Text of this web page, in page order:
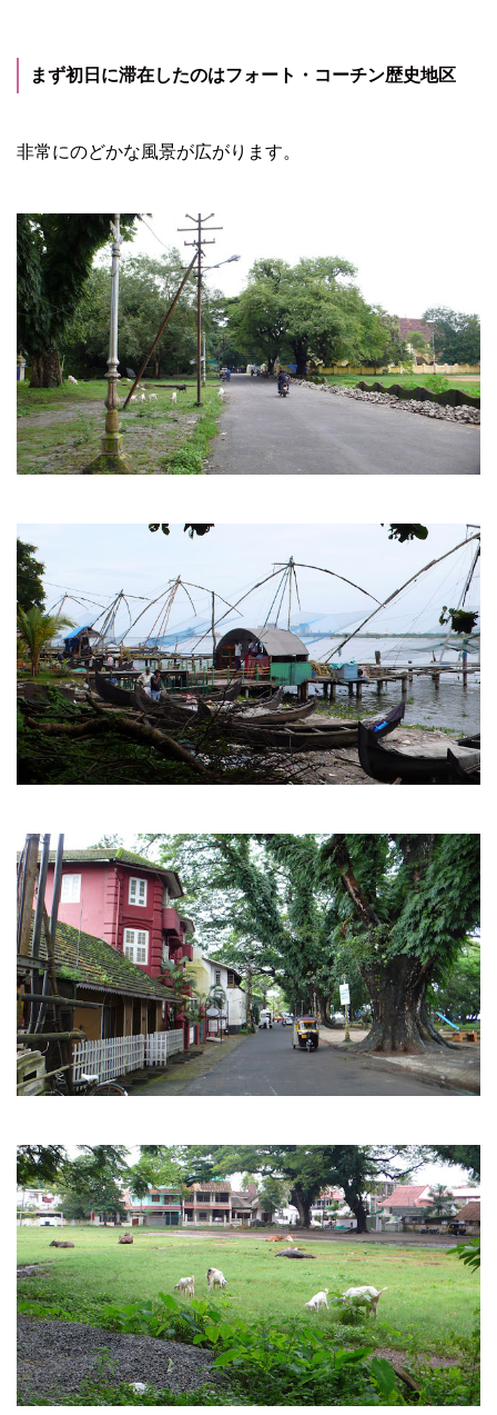
まず初日に滞在したのはフォート・コーチン歴史地区
非常にのどかな風景が広がります。